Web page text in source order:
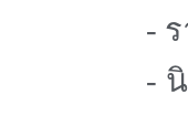
- ราคายั
-